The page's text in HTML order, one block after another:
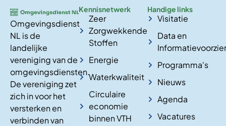
Omgevingsdienst
NL is de
landelijke
vereniging van de
omgevingsdiensten.
De vereniging zet
zich in voor het
versterken en
verbinden van
Kennisnetwerk
Zeer
Zorgwekkende
Stoffen
Energie
Waterkwaliteit
Circulaire
economie
binnen VTH
Handige links
Visitatie
Data en
Programma's
Nieuws
Agenda
Vacatures